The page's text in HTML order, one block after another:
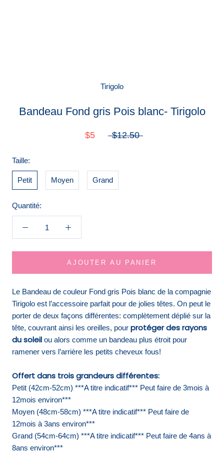
Tirigolo
Bandeau Fond gris Pois blanc- Tirigolo
$5 $12.50
Taille:
Petit Moyen Grand
Quantité:
AJOUTER AU PANIER
Le Bandeau de couleur Fond gris Pois blanc de la compagnie
Tirigolo est l’accessoire parfait pour de jolies têtes. On peut le
porter de deux façons différentes: complètement déplié sur la
tête, couvrant ainsi les oreilles, pour protéger des rayons
du soleil ou alors comme un bandeau plus étroit pour
ramener vers l’arrière les petits cheveux fous!
Offert dans trois grandeurs différentes:
Petit (42cm-52cm) ***A titre indicatif*** Peut faire de 3mois à
12mois environ***
Moyen (48cm-58cm) ***A titre indicatif*** Peut faire de
12mois à 3ans environ***
Grand (54cm-64cm) ***A titre indicatif*** Peut faire de 4ans à
8ans environ***